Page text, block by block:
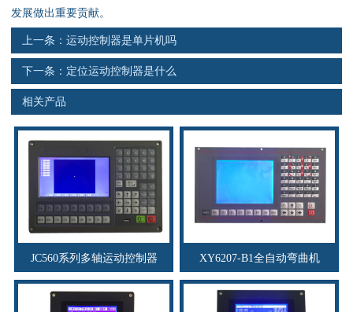
资质荣誉
联系电话
s
发展做出重要贡献。
上一条： 运动控制器是单片机吗
下一条： 定位运动控制器是什么
相关产品
JC560系列多轴运动控制器 XY6207-B1全自动弯曲机